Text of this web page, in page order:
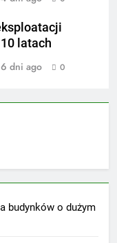
latach
6 dni ago 0
budynków o dużym